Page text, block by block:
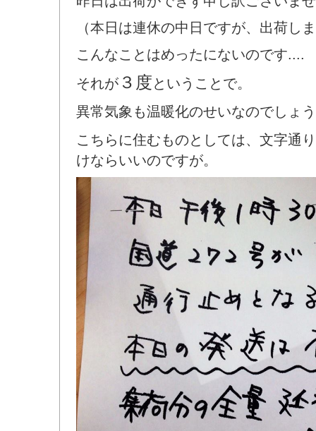
（本日は連休の中日ですが、出荷し
こんなことはめったにないのです....
それが ３度ということで。
異常気象も温暖化のせいなのでしょ
こちらに住むものとしては、文字通
けならいいのですが。